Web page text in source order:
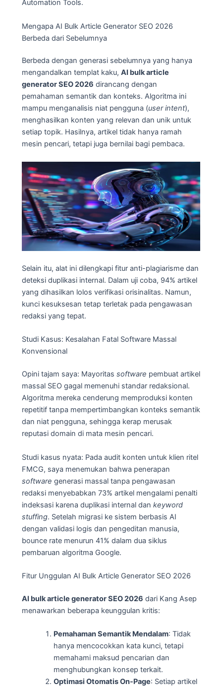
Automation Tools.
Mengapa AI Bulk Article Generator SEO 2026
Berbeda dari Sebelumnya
Berbeda dengan generasi sebelumnya yang hanya
mengandalkan templat kaku, AI bulk article
generator SEO 2026 dirancang dengan
pemahaman semantik dan konteks. Algoritma ini
mampu menganalisis niat pengguna (user intent),
menghasilkan konten yang relevan dan unik untuk
setiap topik. Hasilnya, artikel tidak hanya ramah
mesin pencari, tetapi juga bernilai bagi pembaca.
Selain itu, alat ini dilengkapi fitur anti-plagiarisme dan
deteksi duplikasi internal. Dalam uji coba, 94% artikel
yang dihasilkan lolos verifikasi orisinalitas. Namun,
kunci kesuksesan tetap terletak pada pengawasan
redaksi yang tepat.
Studi Kasus: Kesalahan Fatal Software Massal
Konvensional
Opini tajam saya: Mayoritas software pembuat artikel
massal SEO gagal memenuhi standar redaksional.
Algoritma mereka cenderung memproduksi konten
repetitif tanpa mempertimbangkan konteks semantik
dan niat pengguna, sehingga kerap merusak
reputasi domain di mata mesin pencari.
Studi kasus nyata: Pada audit konten untuk klien ritel
FMCG, saya menemukan bahwa penerapan
software generasi massal tanpa pengawasan
redaksi menyebabkan 73% artikel mengalami penalti
indeksasi karena duplikasi internal dan keyword
stuffing. Setelah migrasi ke sistem berbasis AI
dengan validasi logis dan pengeditan manusia,
bounce rate menurun 41% dalam dua siklus
pembaruan algoritma Google.
Fitur Unggulan AI Bulk Article Generator SEO 2026
AI bulk article generator SEO 2026 dari Kang Asep
menawarkan beberapa keunggulan kritis:
Pemahaman Semantik Mendalam: Tidak
hanya mencocokkan kata kunci, tetapi
memahami maksud pencarian dan
menghubungkan konsep terkait.
Optimasi Otomatis On-Page: Setiap artikel